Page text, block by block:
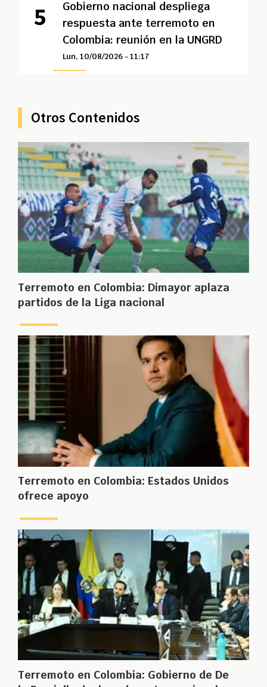
Gobierno nacional despliega
respuesta ante terremoto en
Colombia: reunión en la UNGRD
Lun, 10/08/2026 - 11:17
Otros Contenidos
Terremoto en Colombia: Dimayor aplaza
partidos de la Liga nacional
Terremoto en Colombia: Estados Unidos
ofrece apoyo
Terremoto en Colombia: Gobierno de De